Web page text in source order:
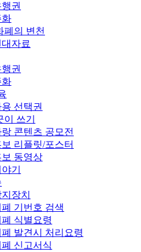
권
화
폐의 변천
자료
권
화
선택권
이 쓰기
콘텐츠 공모전
리플릿/포스터
동영상
기
장치
기번호 검색
식별요령
발견시 처리요령
신고서식